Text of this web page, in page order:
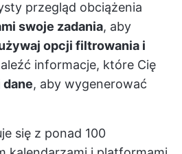
przegląd obciążenia
swoje zadania, aby
opcji filtrowania i
informacje, które Cię
, aby wygenerować
się z ponad 100